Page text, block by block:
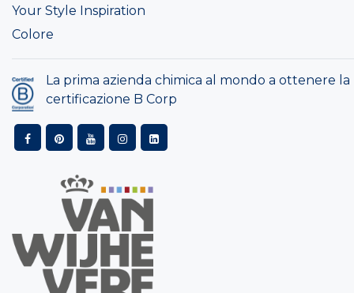
Your Style Inspiration
Colore
La prima azienda chimica al mondo a ottenere la
certificazione B Corp